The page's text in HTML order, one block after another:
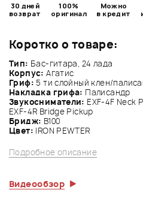
Коротко о товаре:
Тип: Бас-гитара, 24 лада
Корпус: Агатис
Гриф: 5 ти слойный клен/
Накладка грифа: Палисандр
Звукосниматели: EXF-4F Neck
EXF-4R Bridge Pickup
Бридж: B100
Цвет: IRON PEWTER
Подробное описание
Видеообзор
30 дней
возврат
100%
оригинал
Можно
в кредит